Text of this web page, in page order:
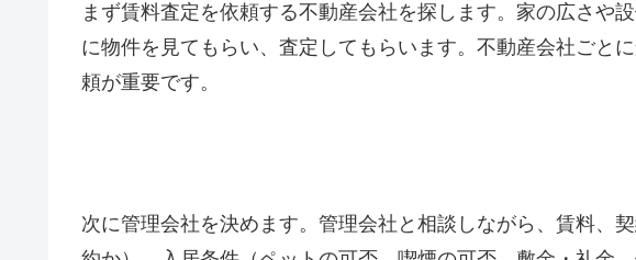
まず賃料査定を依頼する不動産会社を探します。家の広さや
に物件を見てもらい、査定してもらいます。不動産会社ごと
頼が重要です。
次に管理会社を決めます。管理会社と相談しながら、賃料、